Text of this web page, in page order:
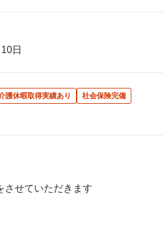
日
護休暇取得実績あり
社会保険完備
させていただきます